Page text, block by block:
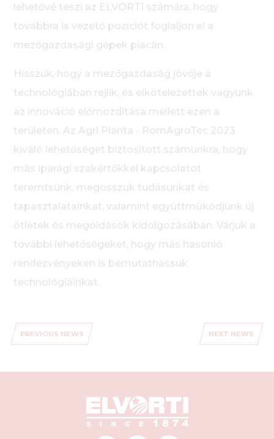
lehetővé teszi az ELVORTI számára, hogy
továbbra is vezető pozíciót foglaljon el a
mezőgazdasági gépek piacán.
Hisszük, hogy a mezőgazdaság jövője a
technológiában rejlik, és elkötelezettek vagyunk
az innováció előmozdítása mellett ezen a
területen. Az Agri Planta - RomAgroTec 2023
kiváló lehetőséget biztosított számunkra, hogy
más iparági szakértőkkel kapcsolatot
teremtsünk, megosszuk tudásunkat és
tapasztalatainkat, valamint együttműködjünk új
ötletek és megoldások kidolgozásában. Várjuk a
további lehetőségeket, hogy más hasonló
rendezvényeken is bemutathassuk
technológiáinkat.
PREVIOUS NEWS NEXT NEWS